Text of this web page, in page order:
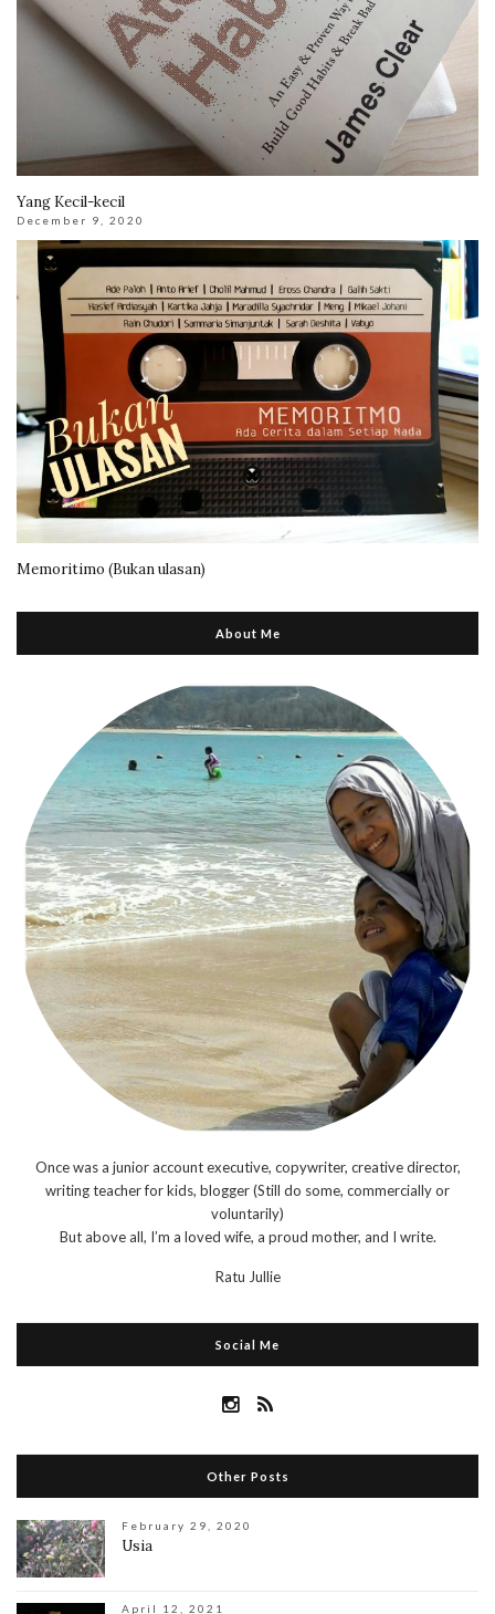
Yang Kecil-kecil
December 9, 2020
Memoritimo (Bukan ulasan)
About Me
Once was a junior account executive, copywriter, creative director,
writing teacher for kids, blogger (Still do some, commercially or
voluntarily)
But above all, I’m a loved wife, a proud mother, and I write.
Ratu Jullie
Social Me
Other Posts
February 29, 2020
Usia
April 12, 2021